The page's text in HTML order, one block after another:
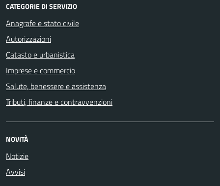
CATEGORIE DI SERVIZIO
Anagrafe e stato civile
Autorizzazioni
Catasto e urbanistica
Imprese e commercio
Salute, benessere e assistenza
Tributi, finanze e contravvenzioni
NOVITÀ
Notizie
Avvisi